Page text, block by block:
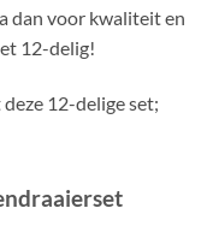
dan voor kwaliteit en
12-delig!
12-delige set;